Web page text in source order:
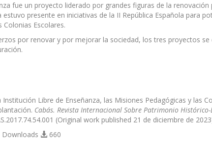
fue un proyecto liderado por grandes figuras de la
estuvo presente en iniciativas de la II República Española para
Colonias Escolares.
por renovar y por mejorar la sociedad, los tres proyectos
Institución Libre de Enseñanza, las Misiones Pedagógicas y las
Cabás. Revista Internacional Sobre Patrimonio Histórico-
(Original work published 21 de diciembre de
660